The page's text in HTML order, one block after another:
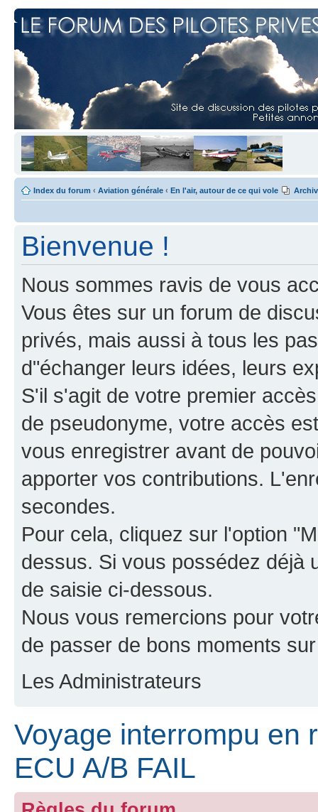
Index du forum ‹ Aviation générale ‹ En l'air, autour de ce qui vole
Bienvenue !
Nous sommes ravis de vous
Vous êtes sur un forum de
privés, mais aussi à tous les
d"échanger leurs idées, leurs
S'il s'agit de votre premier
de pseudonyme, votre accès
vous enregistrer avant de
apporter vos contributions.
secondes.
Pour cela, cliquez sur l'option
dessus. Si vous possédez déjà
de saisie ci-dessous.
Nous vous remercions pour
de passer de bons moments
Les Administrateurs
Voyage interrompu en
ECU A/B FAIL